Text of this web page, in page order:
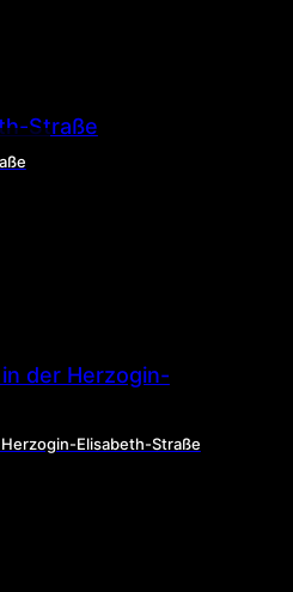
Elisabeth-Straße